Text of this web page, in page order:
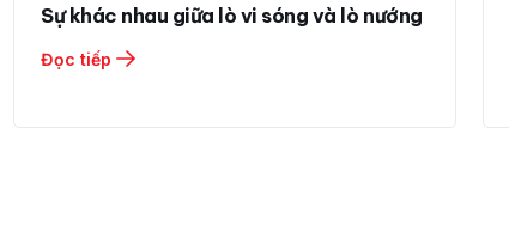
Sự khác nhau giữa lò vi sóng và lò nướng
Đọc tiếp